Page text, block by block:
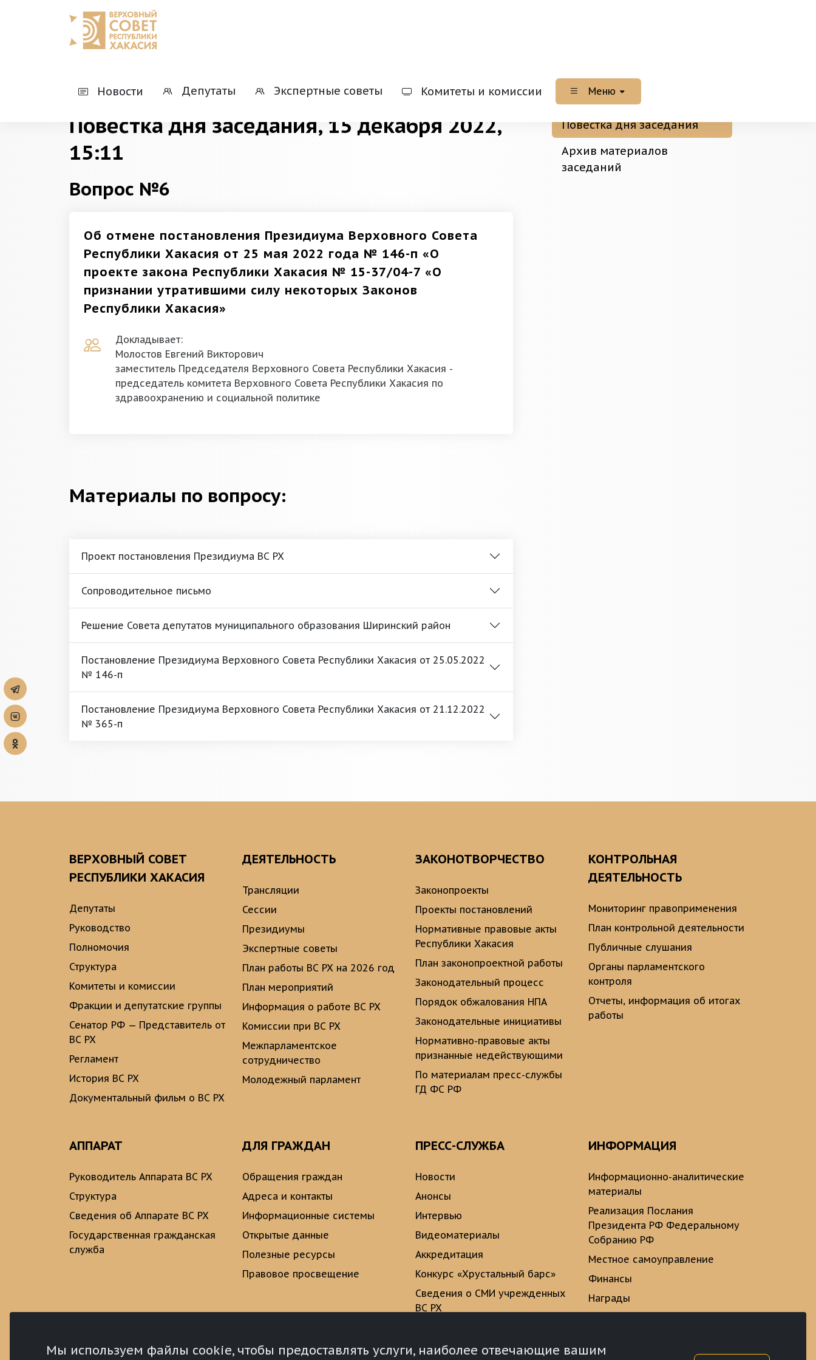
Мы используем файлы cookie, чтобы предоставлять услуги, наиболее отвечающие вашим
Новости Депутаты Экспертные советы Комитеты и комиссии Меню
Повестка дня заседания
Архив материалов
заседаний
Повестка дня заседания, 15 декабря 2022,
15:11
Вопрос №6
Об отмене постановления Президиума Верховного Совета
Республики Хакасия от 25 мая 2022 года № 146-п «О
проекте закона Республики Хакасия № 15-37/04-7 «О
признании утратившими силу некоторых Законов
Республики Хакасия»
Докладывает:
Молостов Евгений Викторович
заместитель Председателя Верховного Совета Республики Хакасия -
председатель комитета Верховного Совета Республики Хакасия по
здравоохранению и социальной политике
Материалы по вопросу:
Проект постановления Президиума ВС РХ
Сопроводительное письмо
Решение Совета депутатов муниципального образования Ширинский район
Постановление Президиума Верховного Совета Республики Хакасия от 25.05.2022
№ 146-п
Постановление Президиума Верховного Совета Республики Хакасия от 21.12.2022
№ 365-п
ВЕРХОВНЫЙ СОВЕТ
РЕСПУБЛИКИ ХАКАСИЯ
Депутаты
Руководство
Полномочия
Структура
Комитеты и комиссии
Фракции и депутатские группы
Сенатор РФ — Представитель от
ВС РХ
Регламент
История ВС РХ
Документальный фильм о ВС РХ
ДЕЯТЕЛЬНОСТЬ
Трансляции
Сессии
Президиумы
Экспертные советы
План работы ВС РХ на 2026 год
План мероприятий
Информация о работе ВС РХ
Комиссии при ВС РХ
Межпарламентское
сотрудничество
Молодежный парламент
ЗАКОНОТВОРЧЕСТВО
Законопроекты
Проекты постановлений
Нормативные правовые акты
Республики Хакасия
План законопроектной работы
Законодательный процесс
Порядок обжалования НПА
Законодательные инициативы
Нормативно-правовые акты
признанные недействующими
По материалам пресс-службы
ГД ФС РФ
КОНТРОЛЬНАЯ
ДЕЯТЕЛЬНОСТЬ
Мониторинг правоприменения
План контрольной деятельности
Публичные слушания
Органы парламентского
контроля
Отчеты, информация об итогах
работы
АППАРАТ
Руководитель Аппарата ВС РХ
Структура
Сведения об Аппарате ВС РХ
Государственная гражданская
служба
ДЛЯ ГРАЖДАН
Обращения граждан
Адреса и контакты
Информационные системы
Открытые данные
Полезные ресурсы
Правовое просвещение
ПРЕСС-СЛУЖБА
Новости
Анонсы
Интервью
Видеоматериалы
Аккредитация
Конкурс «Хрустальный барс»
Сведения о СМИ учрежденных
ВС РХ
ИНФОРМАЦИЯ
Информационно-аналитические
материалы
Реализация Послания
Президента РФ Федеральному
Собранию РФ
Местное самоуправление
Финансы
Награды